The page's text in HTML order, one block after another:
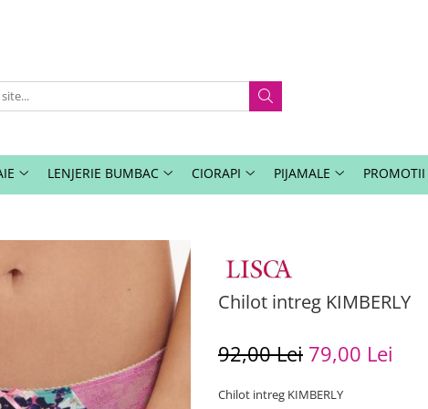
LENJERIE BUMBAC CIORAPI PIJAMALE PROMOTII
Chilot intreg KIMBERLY
92,00 Lei 79,00 Lei
Chilot intreg KIMBERLY